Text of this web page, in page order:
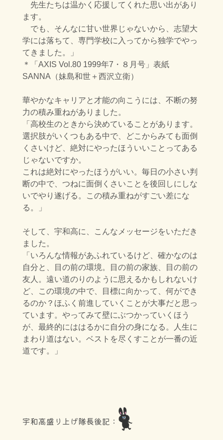
先生たちは温かく応援してくれた思い出があり
ます。
でも、そんなに甘い世界じゃないから、志望大
学には落ちて、専門学校に入ってから独学でやっ
てきました。」
＊「AXIS Vol.80 1999年7・８月号」表紙
SANNA（妹島和世＋西沢立衛）
華やかなキャリアと才能の向こうには、不断の努
力の積み重ねがありました。
「高校生のときから決めていることがあります。
選択肢がいくつもある中で、
どこからみても面倒
くさいけど、絶対にやったほういいことってある
じゃないですか。
これは絶対にやったほうがいい。毎日の小さい判
断の中で、つねに面倒くさいことを後回しにしな
いでやり遂げる。この積み重ねがすごい差にな
る。」
そして、宇和高に、こんなメッセージをいただき
ました。
「いろんな情報があふれているけど、確かなのは
自分と、目の前の環境。目の前の家族、
目の前の
友人。遠い道のりのように思えるかもしれないけ
ど、この環境の中で、目標に向かって、何ができ
るのか？ほふく前進していくことが大事だと思っ
ています。やってみて壁にぶつかっていくほう
が、最終的にははるかに自分の身になる。人生に
まわり道はない。ベストを尽くすことが一番の近
道です。」
宇和高盛り上げ隊長後記：